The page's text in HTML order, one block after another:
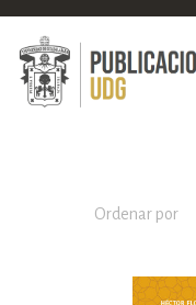
Ordenar por